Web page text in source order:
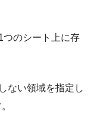
つのシート上に存
ない領域を指定し